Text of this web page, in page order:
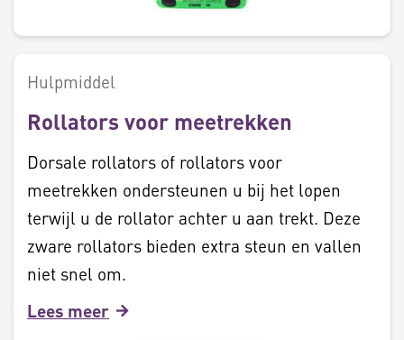
Hulpmiddel
Rollators voor meetrekken
Dorsale rollators of rollators voor
meetrekken ondersteunen u bij het lopen
terwijl u de rollator achter u aan trekt. Deze
zware rollators bieden extra steun en vallen
niet snel om.
Lees meer